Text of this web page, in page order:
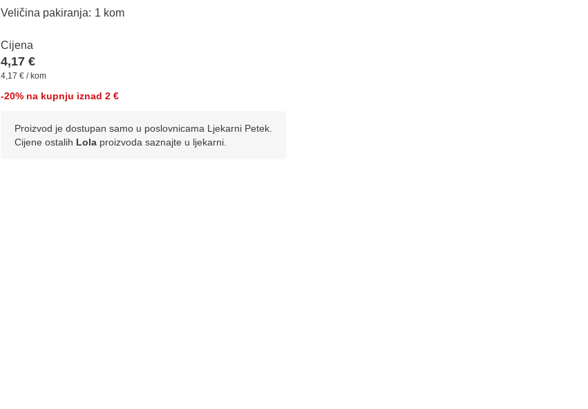
Veličina pakiranja: 1 kom
Cijena
4,17 €
4,17 € / kom
-20% na kupnju iznad 2 €
Proizvod je dostupan samo u poslovnicama Ljekarni Petek.
Cijene ostalih Lola proizvoda saznajte u ljekarni.